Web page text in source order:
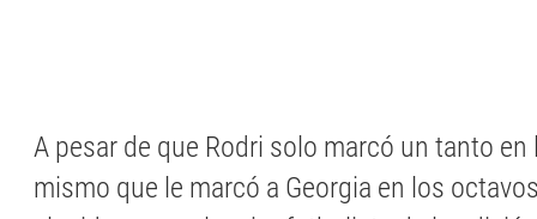
A pesar de que Rodri solo marcó un tanto
mismo que le marcó a Georgia en los